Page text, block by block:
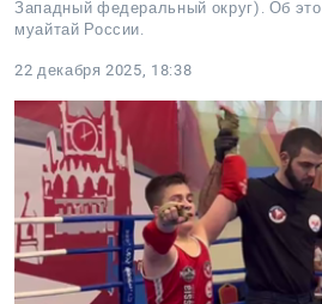
Западный федеральный округ). Об
муайтай России.
22 декабря 2025, 18:38